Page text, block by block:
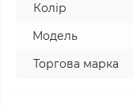
Колір
Модель
Торгова марка